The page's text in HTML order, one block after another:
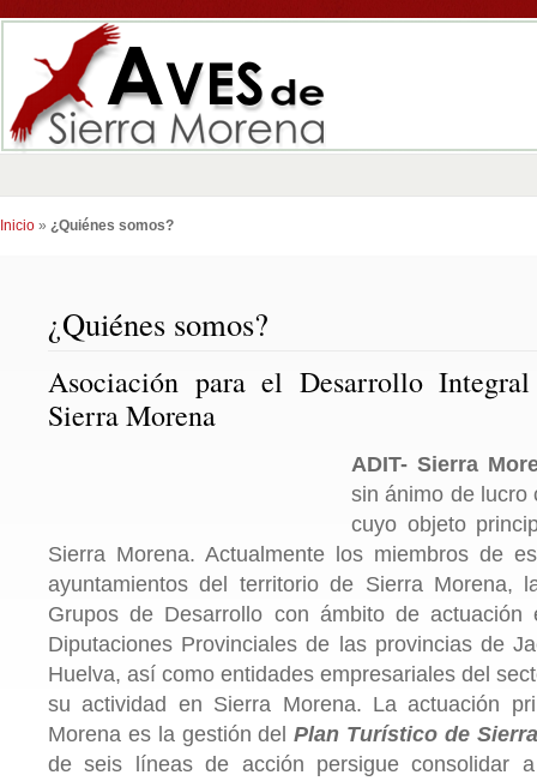
Inicio » ¿Quiénes somos?
¿Quiénes somos?
Asociación para el Desarrollo
Sierra Morena
ADIT- Sierra
sin ánimo de lucro
cuyo objeto
Sierra Morena. Actualmente los miembros de
ayuntamientos del territorio de Sierra Morena,
Grupos de Desarrollo con ámbito de actuación
Diputaciones Provinciales de las provincias de
Huelva, así como entidades empresariales del
su actividad en Sierra Morena. La actuación
Morena es la gestión delPlan Turístico de
de seis líneas de acción persigue consolidar